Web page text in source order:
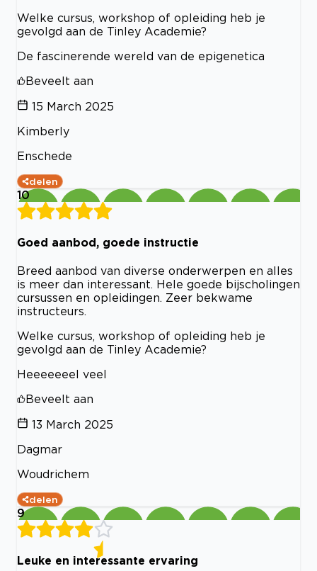
Welke cursus, workshop of opleiding heb je
gevolgd aan de Tinley Academie?
De fascinerende wereld van de epigenetica
Beveelt aan
15 March 2025
Kimberly
Enschede
delen
10
Goed aanbod, goede instructie
Breed aanbod van diverse onderwerpen en alles
is meer dan interessant. Hele goede bijscholingen
cursussen en opleidingen. Zeer bekwame
instructeurs.
Welke cursus, workshop of opleiding heb je
gevolgd aan de Tinley Academie?
Heeeeeeel veel
Beveelt aan
13 March 2025
Dagmar
Woudrichem
delen
9
Leuke en interessante ervaring